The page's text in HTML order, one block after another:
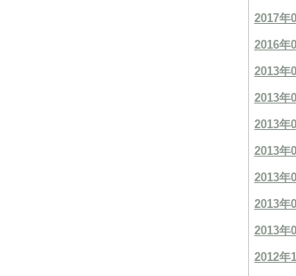
2017年
2016年
2013年
2013年
2013年
2013年
2013年
2013年
2013年
2012年